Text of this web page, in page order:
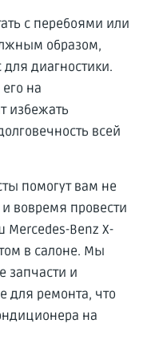
с перебоями или
образом,
диагностики.
на
избежать
всей
помогут вам не
и вовремя провести
Benz X-
в салоне. Мы
запчасти и
для ремонта, что
на